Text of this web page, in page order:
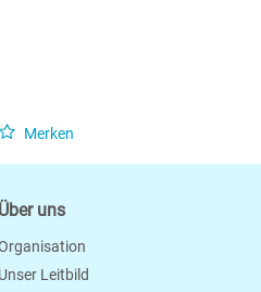
Merken
Über uns
Unser Leitbild